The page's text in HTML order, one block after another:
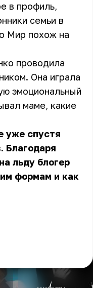
в профиль,
семьи в
Мир похож на
проводила
Она играла
эмоциональный
маме, какие
уже спустя
Благодаря
льду блогер
формам и как